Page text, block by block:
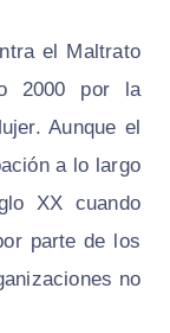
el Maltrato
2000 por la
Aunque el
a lo largo
XX cuando
parte de los
no